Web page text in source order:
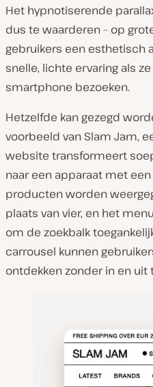
Het hypnotiserende
dus te waarderen – op
gebruikers een esthetisch
snelle, lichte ervaring als
smartphone bezoeken.
Hetzelfde kan gezegd
voorbeeld van Slam Jam,
website transformeert
naar een apparaat met
producten worden
plaats van vier, en het
om de zoekbalk
carrousel kunnen
ontdekken zonder in en uit